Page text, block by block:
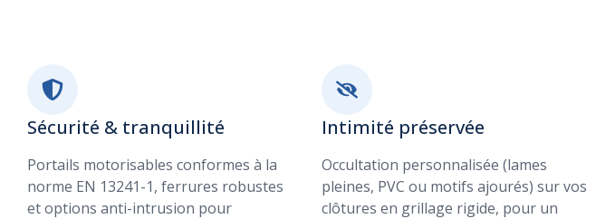
Sécurité & tranquillité
Portails motorisables conformes à la
norme EN 13241-1, ferrures robustes
et options anti-intrusion pour
Intimité préservée
Occultation personnalisée (lames
pleines, PVC ou motifs ajourés) sur vos
clôtures en grillage rigide, pour un